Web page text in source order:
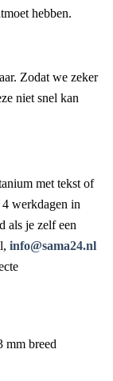
hebben.
Zodat we zeker
niet snel kan
met tekst of
werkdagen in
als je zelf een
info@sama24.nl
mm breed